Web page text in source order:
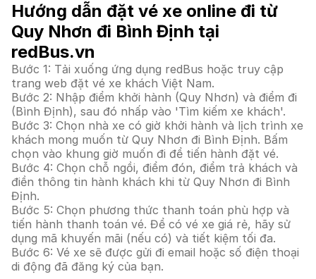
Hướng dẫn đặt vé xe online đi từ
Quy Nhơn đi Bình Định tại
redBus.vn
Bước 1: Tải xuống ứng dụng redBus hoặc truy cập
trang web đặt vé xe khách Việt Nam.
Bước 2: Nhập điểm khởi hành (Quy Nhơn) và điểm đi
(Bình Định), sau đó nhấp vào 'Tìm kiếm xe khách'.
Bước 3: Chọn nhà xe có giờ khởi hành và lịch trình xe
khách mong muốn từ Quy Nhơn đi Bình Định. Bấm
chọn vào khung giờ muốn đi để tiến hành đặt vé.
Bước 4: Chọn chỗ ngồi, điểm đón, điểm trả khách và
điền thông tin hành khách khi từ Quy Nhơn đi Bình
Định.
Bước 5: Chọn phương thức thanh toán phù hợp và
tiến hành thanh toán vé. Để có vé xe giá rẻ, hãy sử
dụng mã khuyến mãi (nếu có) và tiết kiệm tối đa.
Bước 6: Vé xe sẽ được gửi đi email hoặc số điện thoại
di động đã đăng ký của bạn.